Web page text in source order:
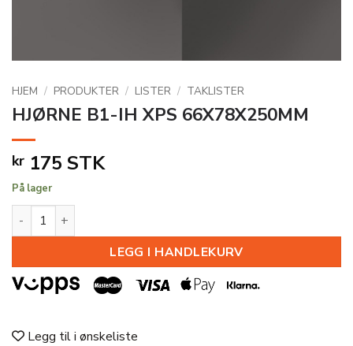
HJEM / PRODUKTER / LISTER / TAKLISTER
HJØRNE B1-IH XPS 66X78X250MM
kr 175 STK
På lager
HJØRNE B1-IH XPS 66X78X250MM antall
LEGG I HANDLEKURV
Legg til i ønskeliste